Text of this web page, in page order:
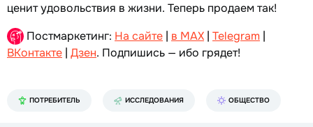
ценит удовольствия в жизни. Теперь продаем так!
Постмаркетинг: На сайте | в MAX | Telegram |
ВКонтакте | Дзен. Подпишись — ибо грядет!
ПОТРЕБИТЕЛЬ ИССЛЕДОВАНИЯ ОБЩЕСТВО